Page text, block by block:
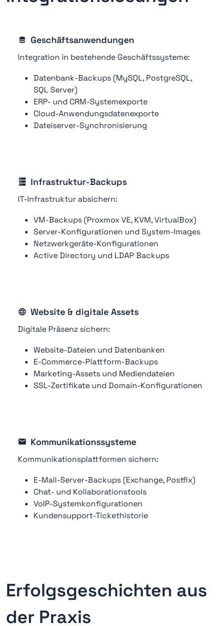
Geschäftsanwendungen
Integration in bestehende Geschäftssysteme:
Datenbank-Backups (MySQL, PostgreSQL,
SQL Server)
ERP- und CRM-Systemexporte
Cloud-Anwendungsdatenexporte
Dateiserver-Synchronisierung
Infrastruktur-Backups
IT-Infrastruktur absichern:
VM-Backups (Proxmox VE, KVM, VirtualBox)
Server-Konfigurationen und System-Images
Netzwerkgeräte-Konfigurationen
Active Directory und LDAP Backups
Website & digitale Assets
Digitale Präsenz sichern:
Website-Dateien und Datenbanken
E-Commerce-Plattform-Backups
Marketing-Assets und Mediendateien
SSL-Zertifikate und Domain-Konfigurationen
Kommunikationssysteme
Kommunikationsplattformen sichern:
E-Mail-Server-Backups (Exchange, Postfix)
Chat- und Kollaborationstools
VoIP-Systemkonfigurationen
Kundensupport-Tickethistorie
Erfolgsgeschichten aus
der Praxis